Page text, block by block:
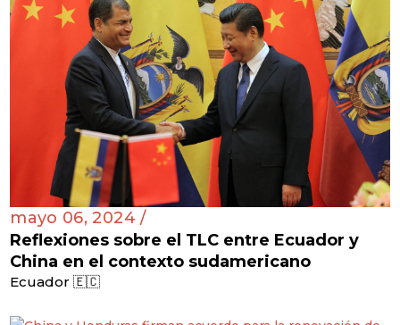
mayo 06, 2024 /
Reflexiones sobre el TLC entre Ecuador y
China en el contexto sudamericano
Ecuador 🇪🇨